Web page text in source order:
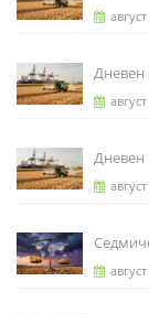
Дневен
Дневен